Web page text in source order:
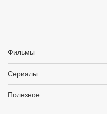
Фильмы
Сериалы
Полезное